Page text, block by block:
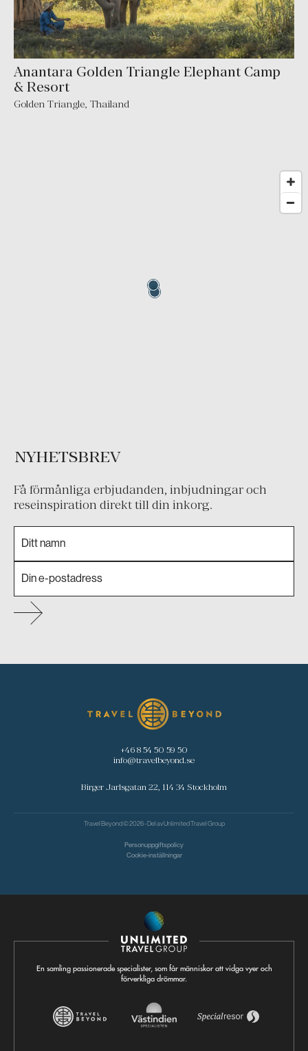
Anantara Golden Triangle Elephant Camp
& Resort
Golden Triangle, Thailand
NYHETSBREV
Få förmånliga erbjudanden, inbjudningar och
reseinspiration direkt till din inkorg.
+46 8 54 50 59 50
info@travelbeyond.se
Birger Jarlsgatan 22, 114 34 Stockholm
Travel Beyond © 2026 - Del avUnlimited Travel Group
Personuppgiftspolicy
Cookie-inställningar
En samling passionerade specialister, som får människor att vidga vyer och
förverkliga drömmar.